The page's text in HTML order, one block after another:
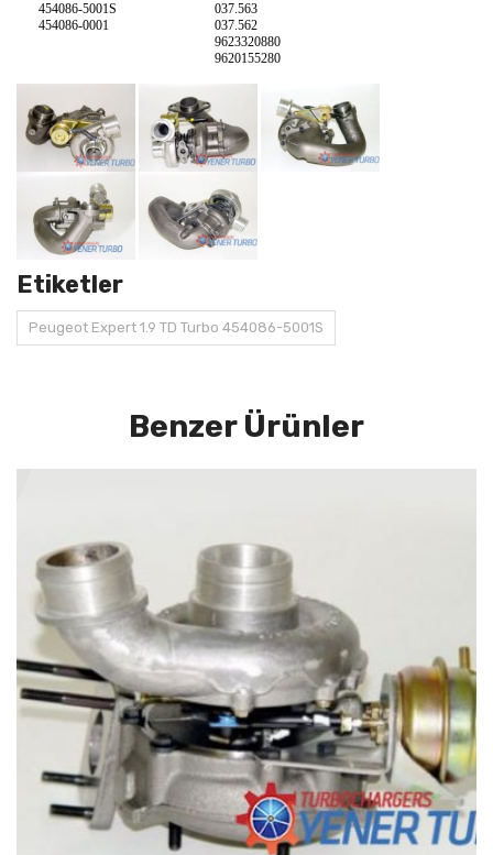
454086-5001S
454086-0001
037.563
037.562
9623320880
9620155280
Etiketler
Peugeot Expert 1.9 TD Turbo 454086-5001S
Benzer Ürünler